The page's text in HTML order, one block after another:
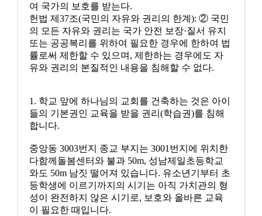
여 국가의 보호를 받는다.
헌법 제37조(국민의 자유와 권리의 한계): ② 국민
의 모든 자유와 권리는 국가 안전 보장·질서 유지
또는 공공복리를 위하여 필요한 경우에 한하여 법
률로써 제한할 수 있으며, 제한하는 경우에도 자
유와 권리의 본질적인 내용을 침해할 수 없다.
1. 학교 앞에 하나님의 교회를 건축하는 것은 아이
들의 기본권인 교육을 받을 권리(학습권)를 침해
합니다.
중앙동 3003번지 종교 부지는 3001번지에 위치한
다함께돌봄센터와 불과 50m, 성남제일초등학교
와도 50m 남짓 떨어져 있습니다. 유소년기부터 초
등학생에 이르기까지의 시기는 아직 가치관의 형
성이 완전하지 않은 시기로, 보호와 올바른 교육
이 필요한 때입니다.